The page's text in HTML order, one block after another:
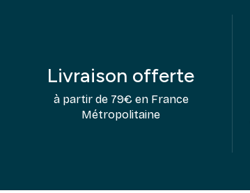
Livraison offerte
à partir de 79€ en France
Métropolitaine